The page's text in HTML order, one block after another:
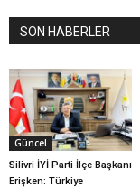
SON HABERLER
Güncel
Silivri İYİ Parti İlçe Başkanı
Erişken: Türkiye